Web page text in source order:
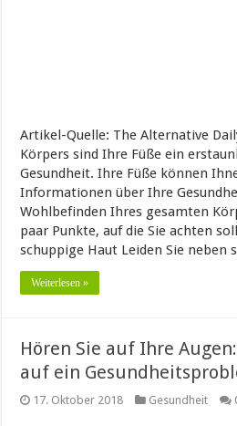
Artikel-Quelle: The Alternative
Körpers sind Ihre Füße ein
Gesundheit. Ihre Füße können
Informationen über Ihre
Wohlbefinden Ihres gesamten
paar Punkte, auf die Sie achten
schuppige Haut Leiden Sie neben
Weiterlesen »
Hören Sie auf Ihre
auf ein
17. Oktober 2018 Gesundheit